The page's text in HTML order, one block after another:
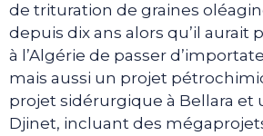
de trituration de graines
depuis dix ans alors qu’il aurait
à l’Algérie de passer
mais aussi un projet
projet sidérurgique à Bellara et
Djinet, incluant des